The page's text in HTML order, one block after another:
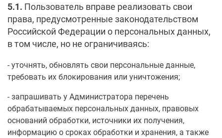
5.1. Пользователь вправе реализовать свои
права, предусмотренные законодательством
Российской Федерации о персональных данных,
в том числе, но не ограничиваясь:
уточнять, обновлять свои персональные данные,
требовать их блокирования или уничтожения;
запрашивать у Администратора перечень
обрабатываемых персональных данных, правовых
оснований обработки, источники их получения,
информацию о сроках обработки и хранения, а также